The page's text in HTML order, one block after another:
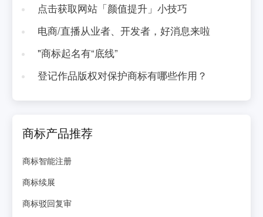
点击获取网站「颜值提升」小技巧
电商/直播从业者、开发者，好消息来啦
"商标起名有“底线”
登记作品版权对保护商标有哪些作用？
商标产品推荐
商标智能注册
商标续展
商标驳回复审